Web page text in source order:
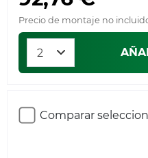
Precio de montaje no
Comparar